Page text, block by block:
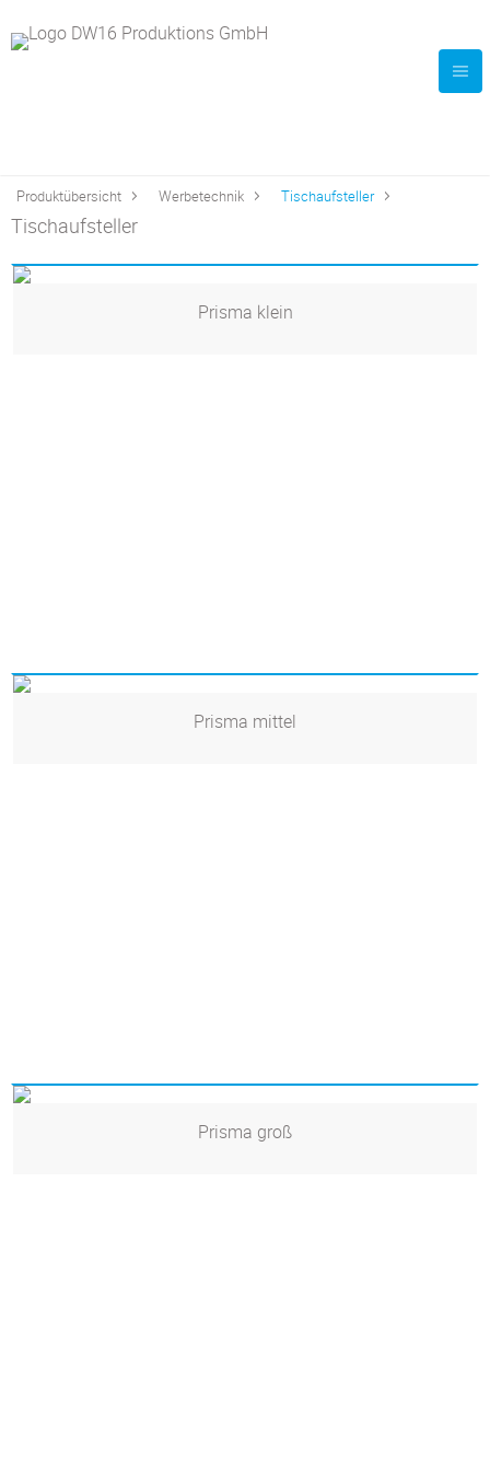
Produktübersicht Werbetechnik Tischaufsteller
Tischaufsteller
Prisma klein
Prisma mittel
Prisma groß